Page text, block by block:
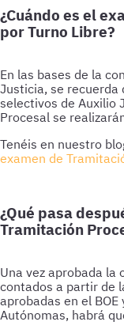
¿Cuándo es el
por Turno Libre?
En las bases de la
Justicia, se recuerda
selectivos de Auxilio
Procesal se
Tenéis en nuestro
examen de
¿Qué pasa
Tramitación
Una vez aprobada la
contados a partir de
aprobadas en el
Autónomas, habrá